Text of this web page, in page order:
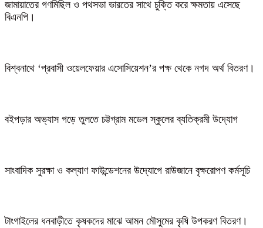
জামায়াতের গণমিছিল ও পথসভা ভারতের সাথে চুক্তি করে ক্ষমতায় এসেছে
বিএনপি।
বিশ্বনাথে ‘প্রবাসী ওয়েলফেয়ার এসোসিয়েশন’র পক্ষ থেকে নগদ অর্থ বিতরণ।
বইপড়ার অভ্যাস গড়ে তুলতে চট্টগ্রাম মডেল স্কুলের ব্যতিক্রমী উদ্যোগ
সাংবাদিক সুরক্ষা ও কল্যাণ ফাউন্ডেশনের উদ্যোগে রাউজানে বৃক্ষরোপণ কর্মসূচি
টাংগাইলের ধনবাড়ীতে কৃষকদের মাঝে আমন মৌসুমের কৃষি উপকরণ বিতরণ।